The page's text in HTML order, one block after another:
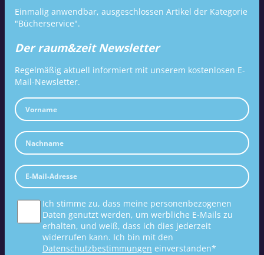
Einmalig anwendbar, ausgeschlossen Artikel der Kategorie
"Bücherservice".
Der raum&zeit Newsletter
Regelmäßig aktuell informiert mit unserem kostenlosen E-
Mail-Newsletter.
Ich stimme zu, dass meine personenbezogenen
Daten genutzt werden, um werbliche E-Mails zu
erhalten, und weiß, dass ich dies jederzeit
widerrufen kann. Ich bin mit den
Datenschutzbestimmungen einverstanden*